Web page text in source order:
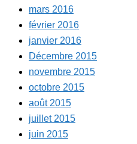
mars 2016
février 2016
janvier 2016
Décembre 2015
novembre 2015
octobre 2015
août 2015
juillet 2015
juin 2015